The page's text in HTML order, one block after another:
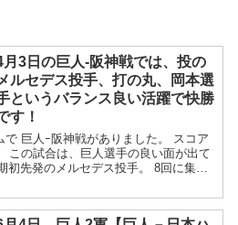
月3日の巨人-阪神戦では、投の
ルセデス投手、打の丸、岡本選
というバランス良い活躍で快勝
す！
巨人ｰ阪神戦がありました。 スコア
この試合は、巨人選手の良い面が出て
初先発のメルセデス投手。 8回に集中